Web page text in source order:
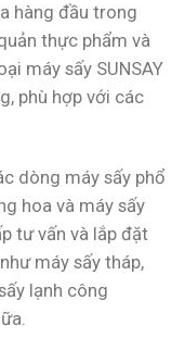
hàng đầu trong
thực phẩm và
máy sấy SUNSAY
phù hợp với các
dòng máy sấy phổ
hoa và máy sấy
tư vấn và lắp đặt
máy sấy tháp,
lạnh công